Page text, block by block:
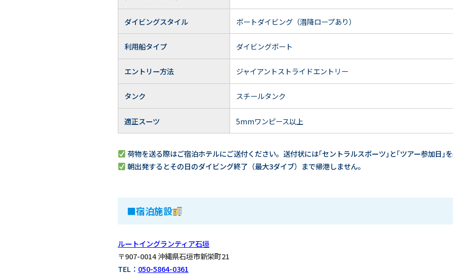
ダイビングスタイル ボートダイビング（潜降ロープあり）
利用船タイプ ダイビングボート
エントリー方法 ジャイアントストライドエントリー
タンク スチールタンク
適正スーツ 5mmワンピース以上
荷物を送る際はご宿泊ホテルにご送付ください。送付状には｢セントラルスポーツ｣と｢ツアー参加日｣
朝出発するとその日のダイビング終了（最大3ダイブ）まで帰港しません。
■宿泊施設
ルートイングランティア石垣
〒907-0014 沖縄県石垣市新栄町21
TEL： 050-5864-0361